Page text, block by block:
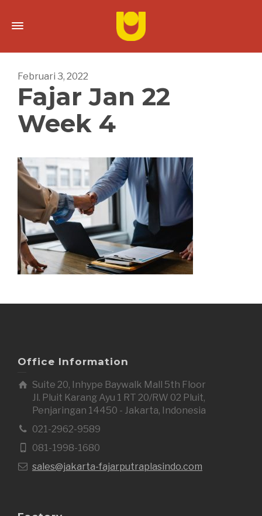
Februari 3, 2022
Fajar Jan 22
Week 4
Office Information
Suite 20, Inhype Baywalk Mall 5th Floor
Jl. Pluit Karang Ayu 1 RT 20/RW 02 Pluit,
Penjaringan 14450 - Jakarta, Indonesia
021-2962-9589
081-1998-1680
sales@jakarta-fajarputraplasindo.com